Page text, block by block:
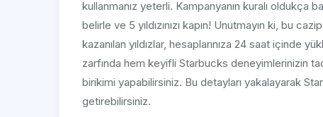
kullanmanız yeterli. Kampanyanın kuralı oldukça
belirle ve 5 yıldızınızı kapın! Unutmayın ki, bu
kazanılan yıldızlar, hesaplarınıza 24 saat içinde
zarfında hem keyifli Starbucks deneyimlerinizin
birikimi yapabilirsiniz. Bu detayları yakalayarak
getirebilirsiniz.